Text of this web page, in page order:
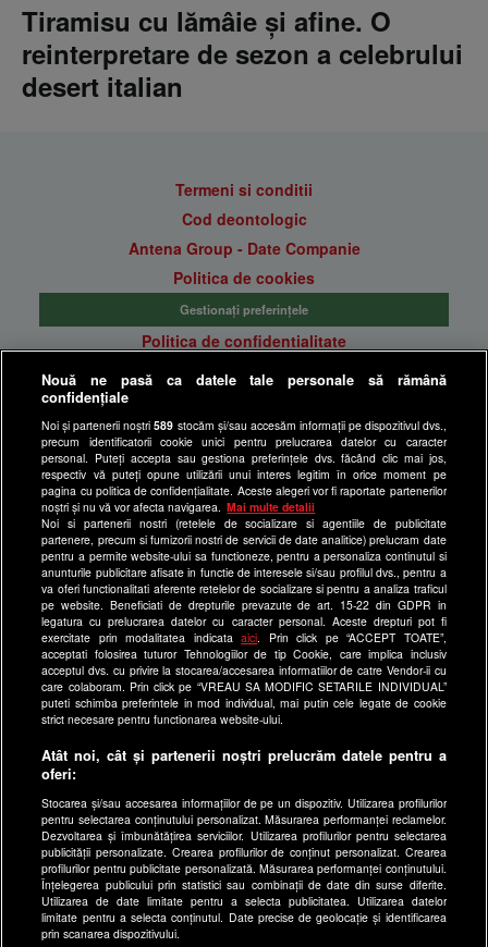
Tiramisu cu lămâie și afine. O
reinterpretare de sezon a celebrului
desert italian
Termeni si conditii
Cod deontologic
Antena Group - Date Companie
Politica de cookies
Gestionați preferințele
Politica de confidentialitate
Anunturi gratuite pe Lajumate.ro
Program Happy Channel
Echipa editorială
Site-uri Antena Group
a1.ro
antenastars.ro
as.ro
catine.ro
chefi.ro
deparinti.ro
medicool.ro
spynews.ro
useit.ro
retetefeldefel.ro
zutv.ro
Trends AntenaPLAY
AntenaPLAY
Nouă ne pasă ca datele tale personale să rămână
confidențiale
Noi și partenerii noștri589 stocăm și/sau accesăm informații pe dispozitivul dvs.,
precum identificatorii cookie unici pentru prelucrarea datelor cu caracter
personal. Puteți accepta sau gestiona preferințele dvs. făcând clic mai jos,
respectiv vă puteți opune utilizării unui interes legitim în orice moment pe
pagina cu politica de confidențialitate. Aceste alegeri vor fi raportate partenerilor
noștri și nu vă vor afecta navigarea.
Mai multe detalii
Noi si partenerii nostri (retelele de socializare si agentiile de publicitate
partenere, precum si furnizorii nostri de servicii de date analitice) prelucram date
pentru a permite website-ului sa functioneze, pentru a personaliza continutul si
anunturile publicitare afisate in functie de interesele si/sau profilul dvs., pentru a
va oferi functionalitati aferente retelelor de socializare si pentru a analiza traficul
pe website. Beneficiati de drepturile prevazute de art. 15-22 din GDPR in
legatura cu prelucrarea datelor cu caracter personal. Aceste drepturi pot fi
exercitate prin modalitatea indicataaici . Prin click pe “ACCEPT TOATE”,
acceptati folosirea tuturor Tehnologiilor de tip Cookie, care implica inclusiv
acceptul dvs. cu privire la stocarea/accesarea informatiilor de catre Vendor-ii cu
care colaboram. Prin click pe “VREAU SA MODIFIC SETARILE INDIVIDUAL”
puteti schimba preferintele in mod individual, mai putin cele legate de cookie
strict necesare pentru functionarea website-ului.
Atât noi, cât și partenerii noștri prelucrăm datele pentru a
oferi:
Stocarea și/sau accesarea informațiilor de pe un dispozitiv. Utilizarea profilurilor
pentru selectarea conținutului personalizat. Măsurarea performanței reclamelor.
Dezvoltarea și îmbunătățirea serviciilor. Utilizarea profilurilor pentru selectarea
publicității personalizate. Crearea profilurilor de conținut personalizat. Crearea
profilurilor pentru publicitate personalizată. Măsurarea performanței conținutului.
Înțelegerea publicului prin statistici sau combinații de date din surse diferite.
Utilizarea de date limitate pentru a selecta publicitatea. Utilizarea datelor
limitate pentru a selecta conținutul. Date precise de geolocație și identificarea
prin scanarea dispozitivului.